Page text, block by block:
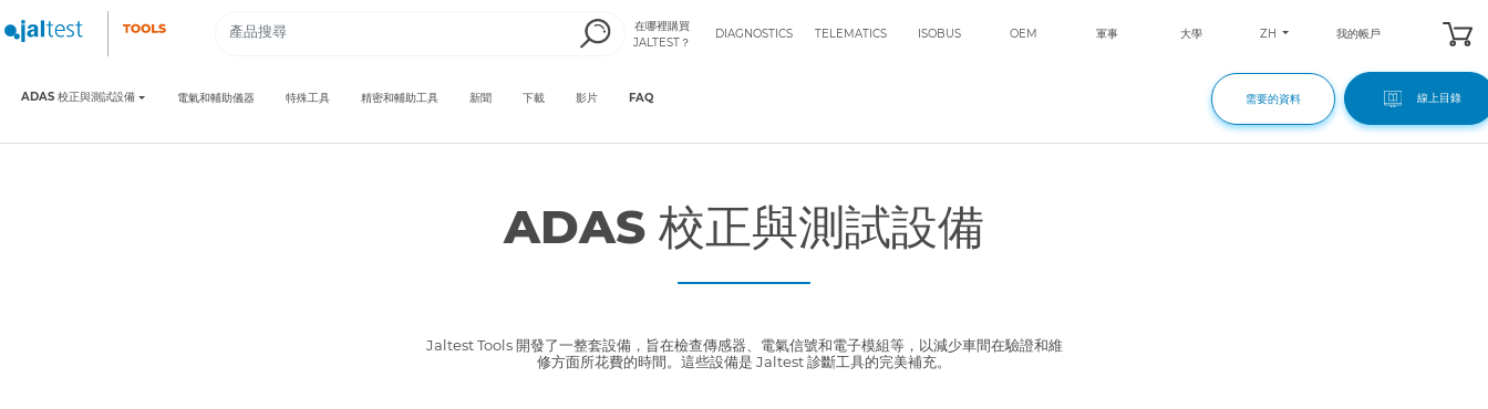
在哪裡購買
JALTEST？
DIAGNOSTICS TELEMATICS ISOBUS OEM 軍事 大學 ZH 我的帳戶
ADAS 校正與測試設備 電氣和輔助儀器 特殊工具 精密和輔助工具 新聞 下載 影片 FAQ 需要的資料 線上目錄
ADAS 校正與測試設備
Jaltest Tools 開發了一整套設備，旨在檢查傳感器、電氣信號和電子模組等，以減少車間在驗證和維
修方面所花費的時間。這些設備是 Jaltest 診斷工具的完美補充。